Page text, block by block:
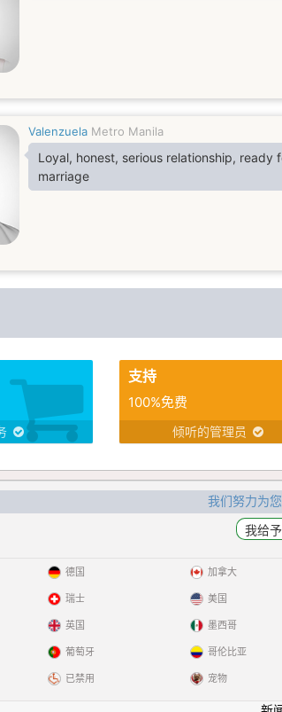
Valenzuela Metro Manila
Loyal, honest, serious relationship, ready
marriage
支持
100%免费
倾听的管理员
我们努力为
德国
瑞士
英国
葡萄牙
已禁用
加拿大
美国
墨西哥
哥伦比亚
宠物